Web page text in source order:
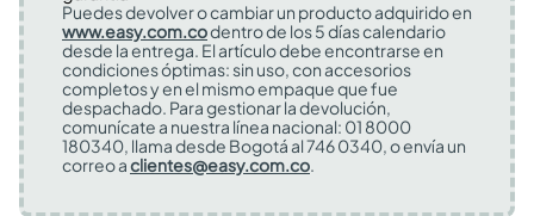
Puedes devolver o cambiar un producto adquirido en
www.easy.com.codentro de los 5 días calendario
desde la entrega. El artículo debe encontrarse en
condiciones óptimas: sin uso, con accesorios
completos y en el mismo empaque que fue
despachado. Para gestionar la devolución,
comunícate a nuestra línea nacional: 01 8000
180340, llama desde Bogotá al 746 0340, o envía un
correo aclientes@easy.com.co.